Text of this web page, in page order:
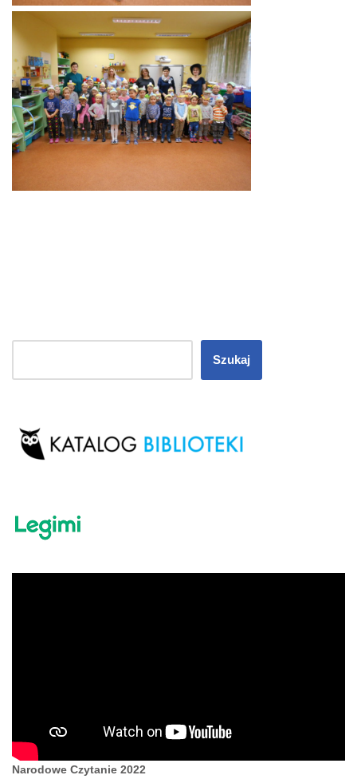
Szukaj
Narodowe Czytanie 2022